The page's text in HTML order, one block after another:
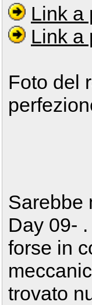
Link a
Link a
Foto del
Sarebbe
Day 09-
forse in
trovato